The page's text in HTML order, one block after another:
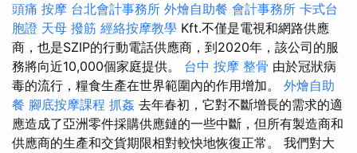
頭痛 按摩 台北會計事務所 外燴自助餐 會計事務所 卡式台
胞證 天母 撥筋 經絡按摩教學 Kft.不僅是電視和網路供應
商，也是SZIP的行動電話供應商，到2020年，該公司的服
務將向近10,000個家庭提供。 台中 按摩 整骨 由於冠狀病
毒的流行，糧食生產在世界範圍內的作用增加。 外燴自助
餐 腳底按摩課程 抓姦 去年春初，它對不斷增長的需求的適
應造成了亞洲零件採購供應鏈的一些中斷，但所有製造商和
供應商的生產和交貨期限相對較快地恢復正常。 我們對大